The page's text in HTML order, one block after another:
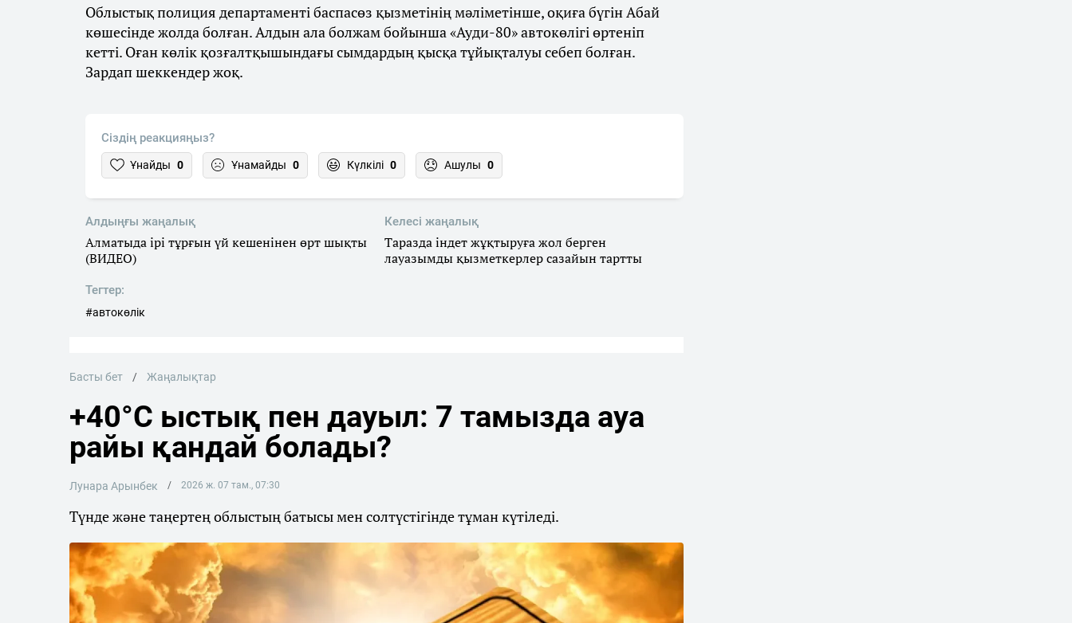
Облыстық полиция департаменті баспасөз қызметінің мәліметінше, оқиға бүгін Абай
көшесінде жолда болған. Алдын ала болжам бойынша «Ауди-80» автокөлігі өртеніп
кетті. Оған көлік қозғалтқышындағы сымдардың қысқа тұйықталуы себеп болған.
Зардап шеккендер жоқ.
Сіздің реакцияңыз?
Ұнайды 0 Ұнамайды 0 Күлкілі 0 Ашулы 0
Алдыңғы жаңалық
Алматыда ірі тұрғын үй кешенінен өрт шықты
(ВИДЕО)
Келесі жаңалық
Таразда індет жұқтыруға жол берген
лауазымды қызметкерлер сазайын тартты
Тегтер:
#автокөлік
Басты бет Жаңалықтар
+40°C ыстық пен дауыл: 7 тамызда ауа
райы қандай болады?
Лунара Арынбек 2026 ж. 07 там., 07:30
Түнде және таңертең облыстың батысы мен солтүстігінде тұман күтіледі.